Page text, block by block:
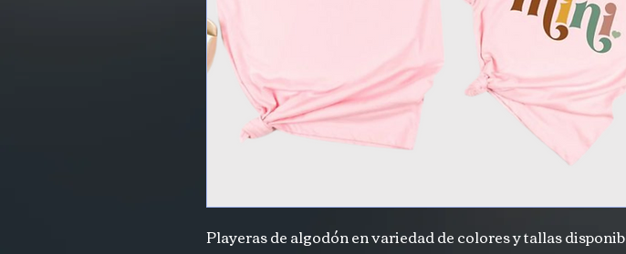
Playeras de algodón en variedad de colores y tallas